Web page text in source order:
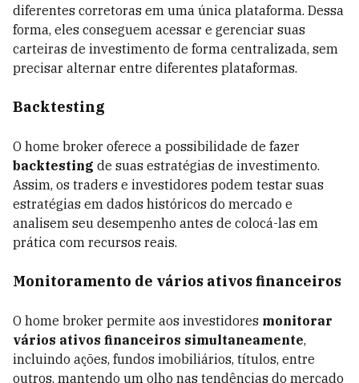
diferentes corretoras em uma única plataforma. Dessa
forma, eles conseguem acessar e gerenciar suas
carteiras de investimento de forma centralizada, sem
precisar alternar entre diferentes plataformas.
Backtesting
O home broker oferece a possibilidade de fazer
backtesting de suas estratégias de investimento.
Assim, os traders e investidores podem testar suas
estratégias em dados históricos do mercado e
analisem seu desempenho antes de colocá-las em
prática com recursos reais.
Monitoramento de vários ativos financeiros
O home broker permite aos investidores monitorar
vários ativos financeiros simultaneamente,
incluindo ações, fundos imobiliários, títulos, entre
outros, mantendo um olho nas tendências do mercado